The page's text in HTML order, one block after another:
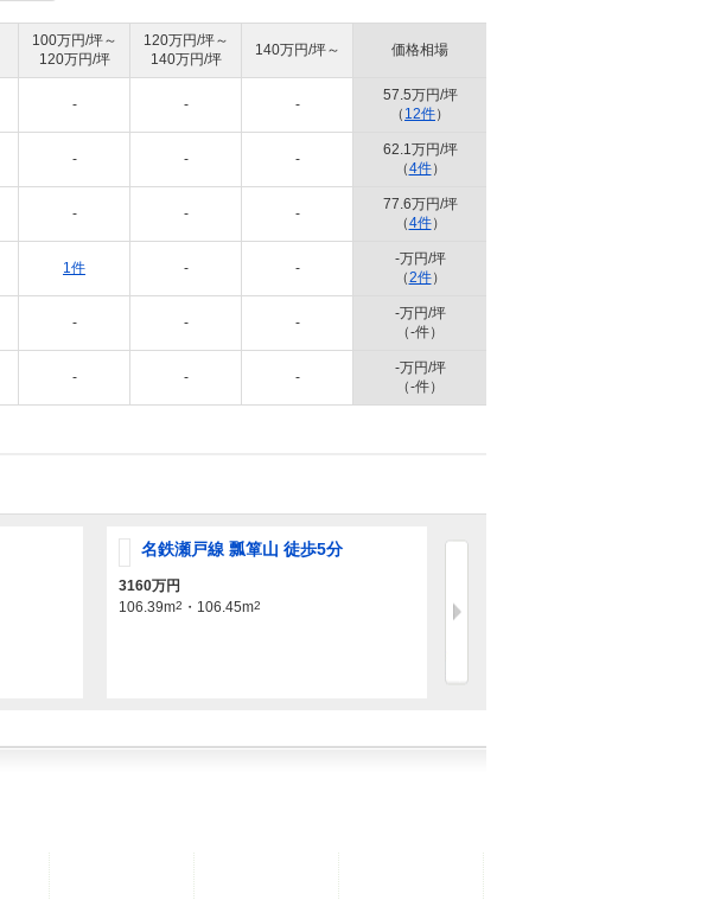
100万円/坪～
120万円/坪
120万円/坪～
140万円/坪
140万円/坪～ 価格相場
- - -
57.5万円/坪
（ 12件）
- - -
62.1万円/坪
（4件）
- - -
77.6万円/坪
（4件）
1件 - -
-万円/坪
（2件）
- - -
-万円/坪
（-件）
- - -
-万円/坪
（-件）
名鉄瀬戸線 瓢箪山 徒歩5分
3160万円
106.39m2 ・106.45m2